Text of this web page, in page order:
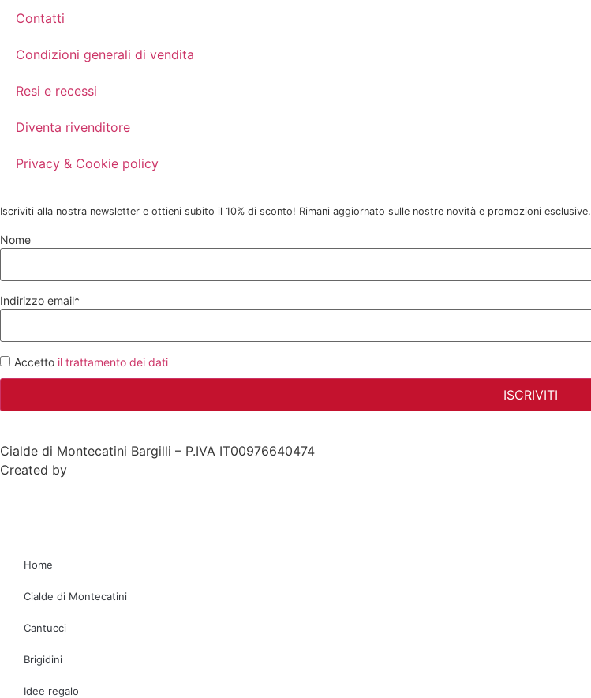
Contatti
Condizioni generali di vendita
Resi e recessi
Diventa rivenditore
Privacy & Cookie policy
Iscriviti alla nostra newsletter e ottieni subito il 10% di sconto! Rimani aggiornato sulle nostre novità e promozioni esclusive.
Nome
Indirizzo email*
Accetto il trattamento dei dati
Cialde di Montecatini Bargilli – P.IVA IT00976640474
Created by
Home
Cialde di Montecatini
Cantucci
Brigidini
Idee regalo